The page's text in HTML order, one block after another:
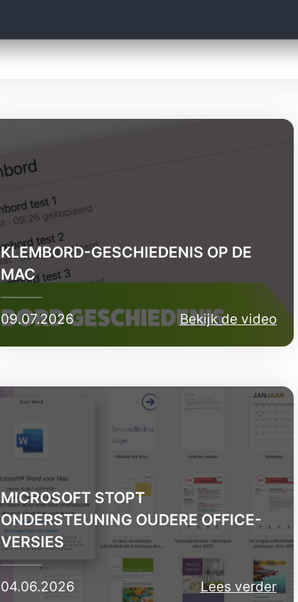
KLEMBORD-GESCHIEDENIS OP DE
MAC
09.07.2026 Bekijk de video
MICROSOFT STOPT
ONDERSTEUNING OUDERE OFFICE-
VERSIES
04.06.2026 Lees verder